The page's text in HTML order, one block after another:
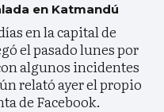
en Katmandú
en la capital de
el pasado lunes por
algunos incidentes
relató ayer el propio
de Facebook.